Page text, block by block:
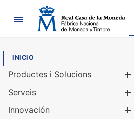
Navegació
INICIO
Productes i Solucions
Serveis
Innovación